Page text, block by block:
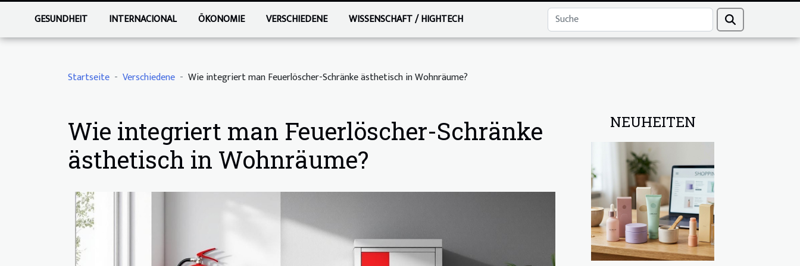
GESUNDHEIT INTERNACIONAL ÖKONOMIE VERSCHIEDENE WISSENSCHAFT / HIGHTECH
Startseite Verschiedene Wie integriert man Feuerlöscher-Schränke ästhetisch in Wohnräume?
Wie integriert man Feuerlöscher-Schränke
ästhetisch in Wohnräume?
NEUHEITEN